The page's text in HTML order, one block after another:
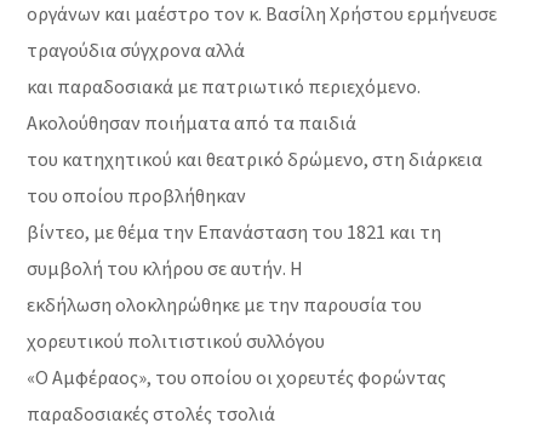
οργάνων και μαέστρο τον κ. Βασίλη Χρήστου ερμήνευσε
τραγούδια σύγχρονα αλλά
και παραδοσιακά με πατριωτικό περιεχόμενο.
Ακολούθησαν ποιήματα από τα παιδιά
του κατηχητικού και θεατρικό δρώμενο, στη διάρκεια
του οποίου προβλήθηκαν
βίντεο, με θέμα την Επανάσταση του 1821 και τη
συμβολή του κλήρου σε αυτήν. Η
εκδήλωση ολοκληρώθηκε με την παρουσία του
χορευτικού πολιτιστικού συλλόγου
«Ο Αμφέραος», του οποίου οι χορευτές φορώντας
παραδοσιακές στολές τσολιά